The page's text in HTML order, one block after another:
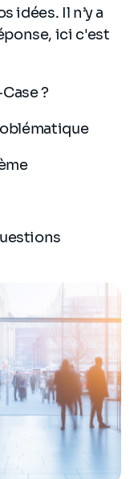
idées. Il n’y a
ici c'est
?